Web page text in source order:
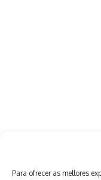
Para ofrecer as mellores